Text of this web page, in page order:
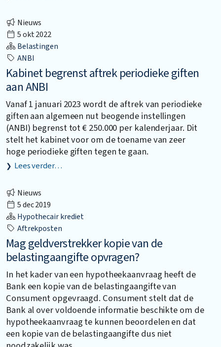
Nieuws
5 okt 2022
Belastingen
ANBI
Kabinet begrenst aftrek periodieke giften
aan ANBI
Vanaf 1 januari 2023 wordt de aftrek van periodieke
giften aan algemeen nut beogende instellingen
(ANBI) begrenst tot € 250.000 per kalenderjaar. Dit
stelt het kabinet voor om de toename van zeer
hoge periodieke giften tegen te gaan.
Lees verder…
Nieuws
5 dec 2019
Hypothecair krediet
Aftrekposten
Mag geldverstrekker kopie van de
belastingaangifte opvragen?
In het kader van een hypotheekaanvraag heeft de
Bank een kopie van de belastingaangifte van
Consument opgevraagd. Consument stelt dat de
Bank al over voldoende informatie beschikte om de
hypotheekaanvraag te kunnen beoordelen en dat
een kopie van de belastingaangifte dus niet